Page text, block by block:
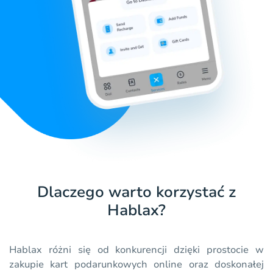
Dlaczego warto korzystać z
Hablax?
Hablax różni się od konkurencji dzięki prostocie w
zakupie kart podarunkowych online oraz doskonałej